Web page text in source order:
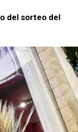
del sorteo del